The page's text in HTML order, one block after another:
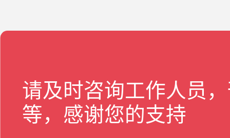
请及时咨询工作人员
等，感谢您的支持